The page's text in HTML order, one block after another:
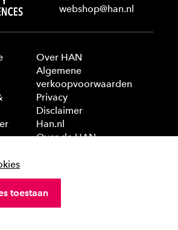
webshop@han.nl
Over HAN
Algemene
verkoopvoorwaarden
Privacy
Disclaimer
Han.nl
Over de HAN
toestaan